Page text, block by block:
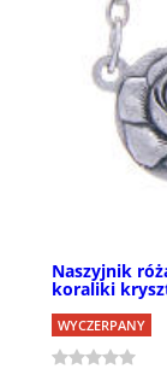
Naszyjnik
koraliki
WYCZERPANY